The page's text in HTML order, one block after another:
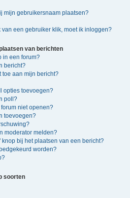
mijn gebruikersnaam plaatsen?
een gebruiker klik, moet ik inloggen?
van berichten
in een forum?
bericht?
toe aan mijn bericht?
opties toevoegen?
poll?
niet openen?
toevoegen?
moderator melden?
bij het plaatsen van een bericht?
worden?
soorten